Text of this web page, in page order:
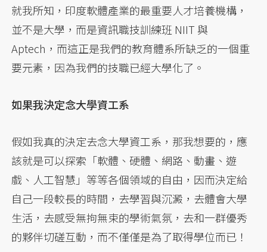
就我所知，印度軟體產業的最重要人才培養機構，
並不是大學，而是資訊職技訓練班 NIIT 與
Aptech，而這正是我們的教育體系所缺乏的一個重
要元素，因為我們的技職已經大學化了。
如果我決定念大學資工系
假如我真的決定去念大學資工系，那我想要的，應
該就是可以探索「軟體、硬體、網路、動畫、遊
戲、人工智慧」等等各個領域的自由，因而決定給
自己一段較長的時間，去學習與沉澱，去體會大學
生活，去感受無拘無束的學術氣氛，去和一群優秀
的夥伴切磋互動，而不僅僅是為了取得學位而已！